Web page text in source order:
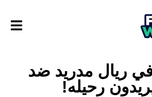
في ريال مدريد ضد
رحيله!